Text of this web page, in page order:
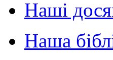
Наші
Наша